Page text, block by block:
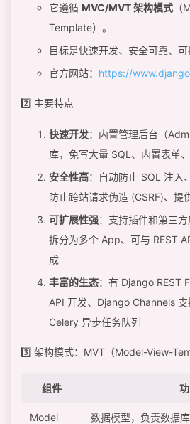
它遵循 MVC/MVT 架构模式
Template）。
目标是快速开发、安全可靠、可
官方网站： https://
2️⃣ 主要特点
快速开发：内置管理后台（
库，免写大量 SQL、内置表单
安全性高：自动防止 SQL 注入
防止跨站请求伪造 (CSRF)、提
可扩展性强：支持插件和第三
拆分为多个 App、可与 REST
成
丰富的生态：有 Django REST
API 开发、Django Channels
Celery 异步任务队列
3️⃣ 架构模式：MVT（Model-View-
组件
Model 数据模型，负责数据